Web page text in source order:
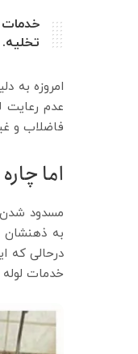
تخلیه.
امروزه به
عدم رعایت
فاضلاب و
اما
مسدود شدن
به ذهنشان
درحالی که
خدمات لوله